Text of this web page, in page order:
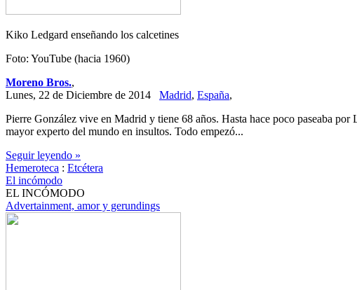
Kiko Ledgard enseñando los calcetines
Foto: YouTube (hacia 1960)
Moreno Bros.,
Lunes, 22 de Diciembre de 2014 Madrid, España,
Pierre González vive en Madrid y tiene 68 años. Hasta hace poco paseaba
mayor experto del mundo en insultos. Todo empezó...
Seguir leyendo »
Hemeroteca : Etcétera
El incómodo
EL INCÓMODO
Advertainment, amor y gerundings